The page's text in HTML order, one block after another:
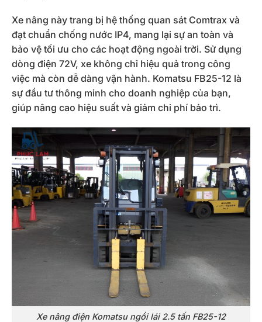
Xe nâng này trang bị hệ thống quan sát Comtrax và
đạt chuẩn chống nước IP4, mang lại sự an toàn và
bảo vệ tối ưu cho các hoạt động ngoài trời. Sử dụng
dòng điện 72V, xe không chỉ hiệu quả trong công
việc mà còn dễ dàng vận hành. Komatsu FB25-12 là
sự đầu tư thông minh cho doanh nghiệp của bạn,
giúp nâng cao hiệu suất và giảm chi phí bảo trì.
Xe nâng điện Komatsu ngồi lái 2.5 tấn FB25-12